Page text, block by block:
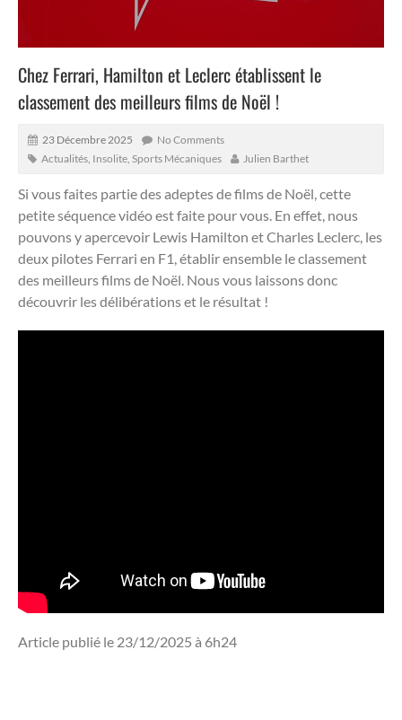
Chez Ferrari, Hamilton et Leclerc établissent le
classement des meilleurs films de Noël !
23 Décembre 2025
No Comments
Actualités, Insolite, Sports Mécaniques Julien Barthet
Si vous faites partie des adeptes de films de Noël, cette
petite séquence vidéo est faite pour vous. En effet, nous
pouvons y apercevoir Lewis Hamilton et Charles Leclerc, les
deux pilotes Ferrari en F1, établir ensemble le classement
des meilleurs films de Noël. Nous vous laissons donc
découvrir les délibérations et le résultat !
Article publié le 23/12/2025 à 6h24